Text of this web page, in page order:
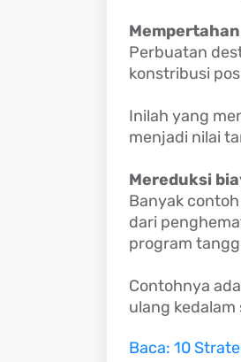
Perbuatan
konstribusi
Inilah yang
menjadi nilai
Mereduksi
Banyak
dari
program
Contohnya
ulang kedalam
Baca: 10